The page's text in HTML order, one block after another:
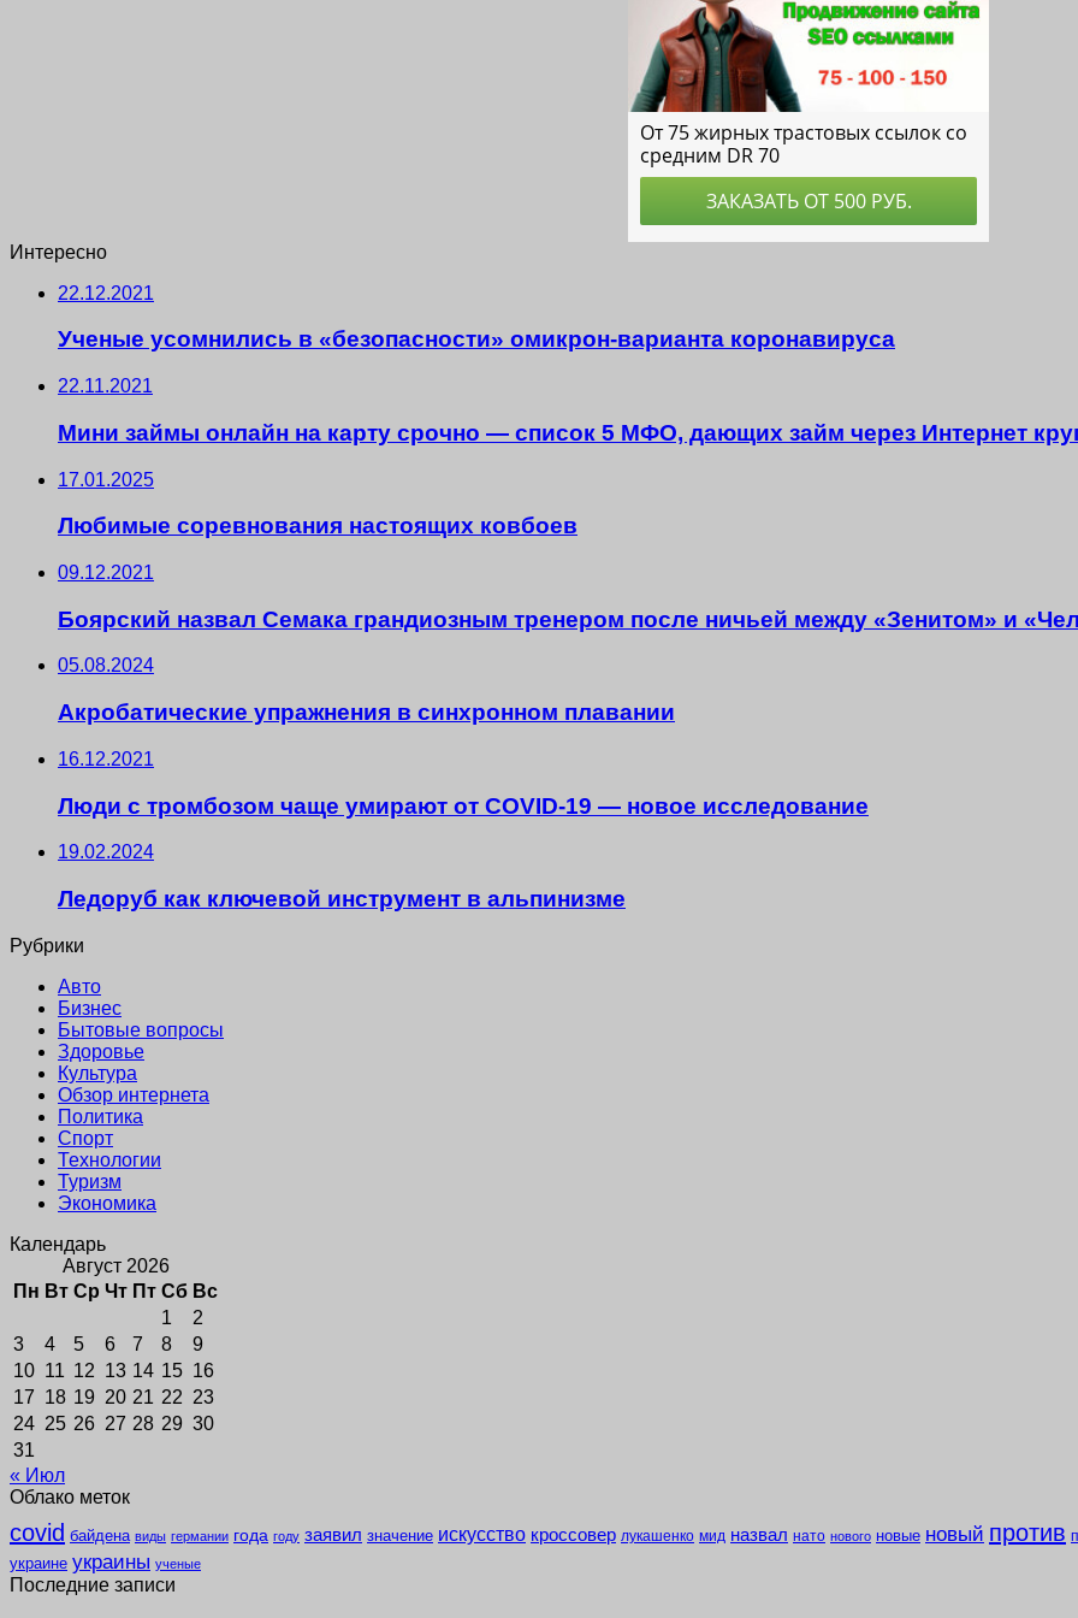
Интересно
22.12.2021
Ученые усомнились в «безопасности» омикрон-варианта коронавируса
22.11.2021
Мини займы онлайн на карту срочно — список 5 МФО, дающих займ через Интернет
17.01.2025
Любимые соревнования настоящих ковбоев
09.12.2021
Боярский назвал Семака грандиозным тренером после ничьей между «Зенитом» и
05.08.2024
Акробатические упражнения в синхронном плавании
16.12.2021
Люди с тромбозом чаще умирают от COVID-19 — новое исследование
19.02.2024
Ледоруб как ключевой инструмент в альпинизме
Рубрики
Авто
Бизнес
Бытовые вопросы
Здоровье
Культура
Обзор интернета
Политика
Спорт
Технологии
Туризм
Экономика
Календарь
Август 2026
Пн Вт Ср Чт Пт Сб Вс
1
2
3
4 5 6 7 8
9
10 11 12 13 14 15 16
17 18 19 20 21 22 23
24 25 26 27 28 29 30
31
« Июл
Облако меток
covid байдена виды германии года году заявил значение искусство кроссовер лукашенко мид назвал нато нового новые новый против
украине украины ученые
Последние записи